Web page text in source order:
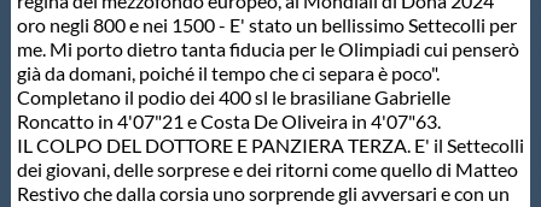
Videogallery
Intranet
oro negli 800 e nei 1500 - E' stato un bellissimo Settecolli per
me. Mi porto dietro tanta fiducia per le Olimpiadi cui penserò
già da domani, poiché il tempo che ci separa è poco".
Completano il podio dei 400 sl le brasiliane Gabrielle
Roncatto in 4'07"21 e Costa De Oliveira in 4'07"63.
IL COLPO DEL DOTTORE E PANZIERA TERZA. E' il Settecolli
dei giovani, delle sorprese e dei ritorni come quello di Matteo
Restivo che dalla corsia uno sorprende gli avversari e con un